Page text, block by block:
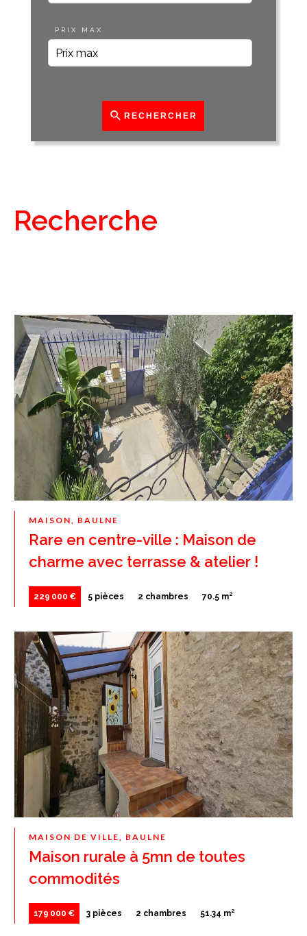
PRIX MAX
RECHERCHER
Recherche
MAISON, BAULNE
Rare en centre-ville : Maison de
charme avec terrasse & atelier !
229 000 € 5 pièces 2 chambres 70.5 m²
MAISON DE VILLE, BAULNE
Maison rurale à 5mn de toutes
commodités
179 000 € 3 pièces 2 chambres 51.34 m²